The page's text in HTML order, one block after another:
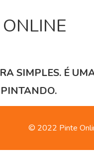
SIMPLES. É
PINTANDO.
© 2022 Pinte